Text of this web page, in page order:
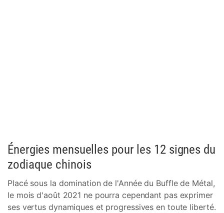
Énergies mensuelles pour les 12 signes du
zodiaque chinois
Placé sous la domination de l'Année du Buffle de Métal,
le mois d'août 2021 ne pourra cependant pas exprimer
ses vertus dynamiques et progressives en toute liberté.